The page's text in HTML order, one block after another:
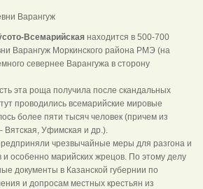
Всемарийская находится в 500-700
Варангуж Моркинского района РМЭ (на
севернее Варангужа в сторону
эта роща получила после скандальных
проводились всемарийские мировые
более пяти тысяч человек (причем из
Вятская, Уфимская и др.).
чрезвычайные меры для разгона и
особенно марийских жрецов. По этому делу
документы в Казанской губернии по
и допросам местных крестьян из